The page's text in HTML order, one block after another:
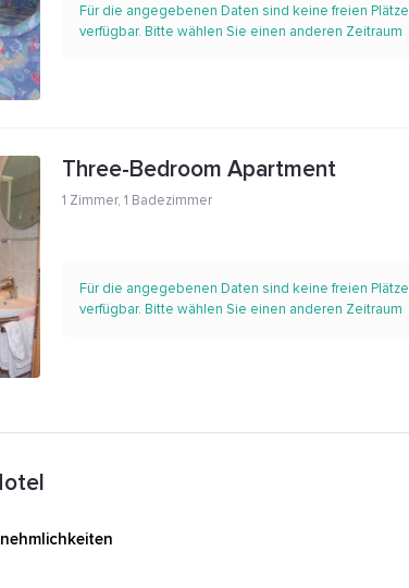
Für die angegebenen Daten sind keine freien Plätze
verfügbar. Bitte wählen Sie einen anderen Zeitraum
Three-Bedroom Apartment
1 Zimmer, 1 Badezimmer
Für die angegebenen Daten sind keine freien Plätze
verfügbar. Bitte wählen Sie einen anderen Zeitraum